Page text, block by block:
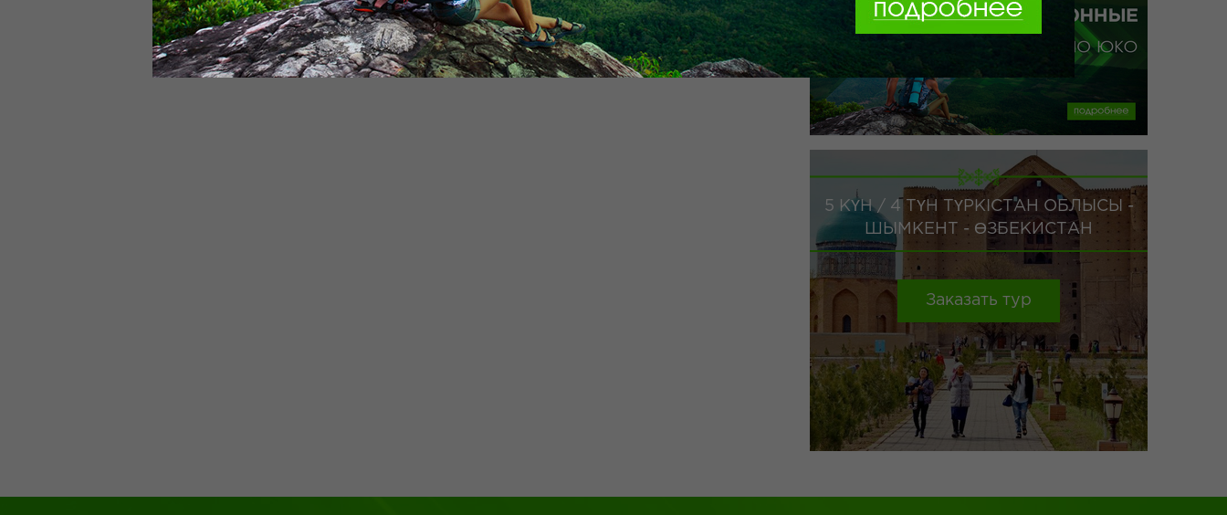
5 КҮН / 4 ТҮН ТҮРКІСТАН ОБЛЫСЫ -
ШЫМКЕНТ - ӨЗБЕКИСТАН
Заказать тур